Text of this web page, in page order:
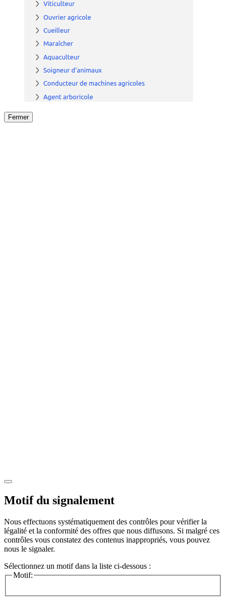
Fermer
Motif du signalement
Nous effectuons systématiquement des contrôles pour vérifier la
légalité et la conformité des offres que nous diffusons. Si malgré ces
contrôles vous constatez des contenus inappropriés, vous pouvez
nous le signaler.
Sélectionnez un motif dans la liste ci-dessous :
Motif: